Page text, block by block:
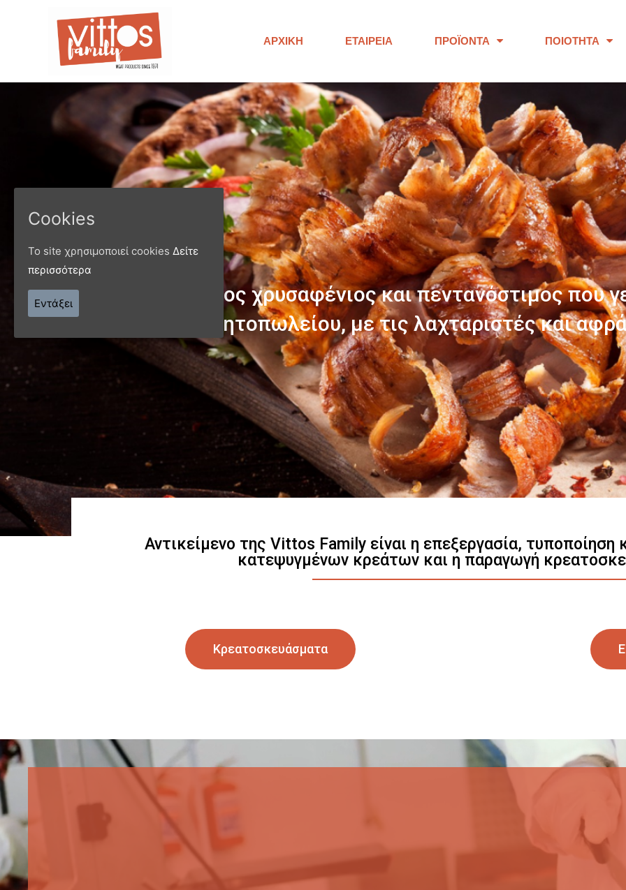
ΑΡΧΙΚΉ ΕΤΑΙΡΕΊΑ ΠΡΟΪΌΝΤΑ ΠΟΙΌΤΗΤΑ
ΠΑΝΩ ΑΠΟ 40 ΧΡΟΝΙΑ
Παράγουμε προϊόντα εξαιρετικής
Γνωρίστε μας
Αντικείμενο της Vittos Family είναι η επεξεργασία,
κατεψυγμένων κρεάτων και η παραγωγή
Κρεατοσκευάσματα
Cookies
Το site χρησιμοποιεί cookies Δείτε
περισσότερα
Εντάξει